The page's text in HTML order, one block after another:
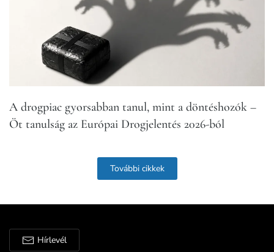
A drogpia­c gyorsabban tanul, mint a döntéshozók –
Öt tanulság az Európai Drogjelentés 2026-ból
További cikkek
Hírlevél